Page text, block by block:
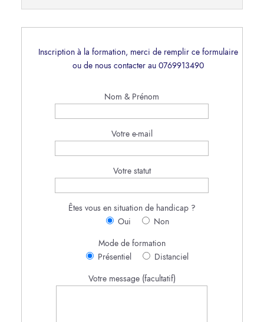
Inscription à la formation, merci de remplir ce formulaire
ou de nous contacter au 0769913490
Nom & Prénom
Votre e-mail
Votre statut
Êtes vous en situation de handicap ?
Oui
Non
Mode de formation
Présentiel
Distanciel
Votre message (facultatif)